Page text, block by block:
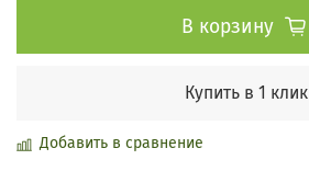
В корзину
Купить в 1 клик
Добавить в сравнение